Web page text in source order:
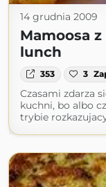
14 grudnia 2009
Mamoosa
lunch
353 3
Czasami zdarza
kuchni, bo albo
trybie